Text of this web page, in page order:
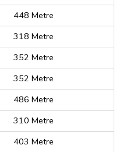
448 Metre
318 Metre
352 Metre
352 Metre
486 Metre
310 Metre
403 Metre